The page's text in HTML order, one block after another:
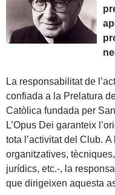
La responsabilitat de
confiada a la Prelatura
Catòlica fundada per
L’Opus Dei garanteix
tota l’activitat del Club.
organitzatives,
jurídics, etc.-, la
que dirigeixen aquesta